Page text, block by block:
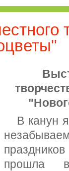
В канун
прошла